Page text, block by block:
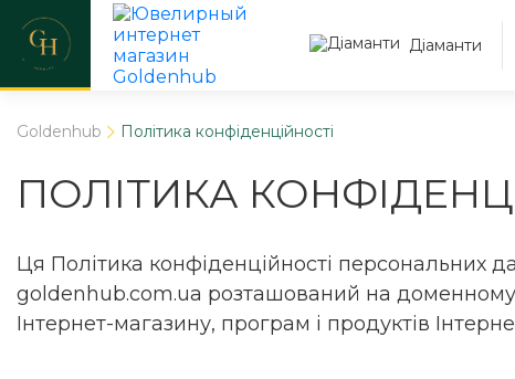
Діаманти
Goldenhub Політика конфіденційності
ПОЛІТИКА
Ця Політика конфіденційності персональних
goldenhub.com.ua розташований на
Інтернет-магазину, програм і продуктів